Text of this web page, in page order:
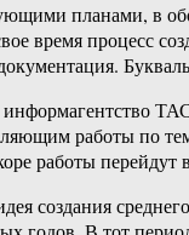
планами, в
время процесс
работы по
работы
создания